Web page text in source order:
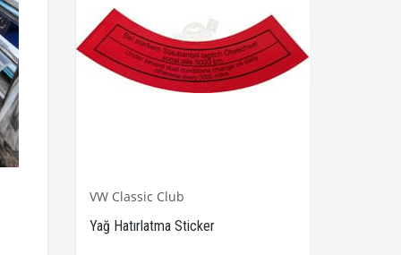
VW Classic Club
Yağ Hatırlatma Sticker